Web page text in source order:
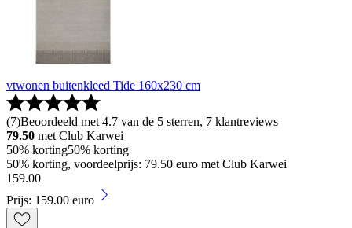
vtwonen buitenkleed Tide 160x230 cm
(7)Beoordeeld met 4.7 van de 5 sterren, 7 klantreviews
79.50 met Club Karwei
50% korting50% korting
50% korting, voordeelprijs: 79.50 euro met Club Karwei
159.00
Prijs: 159.00 euro